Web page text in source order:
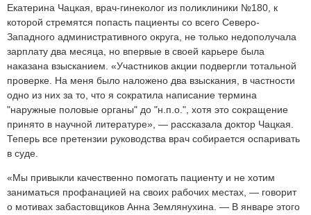
Екатерина Чацкая, врач-гинеколог из поликлиники №180, к
которой стремятся попасть пациенты со всего Северо-
Западного административного округа, не только недополучала
зарплату два месяца, но впервые в своей карьере была
наказана взысканием. «Участников акции подвергли тотальной
проверке. На меня было наложено два взыскания, в частности
одно из них за то, что я сократила написание термина
"наружные половые органы" до "н.п.о.", хотя это сокращение
принято в научной литературе», — рассказала доктор Чацкая.
Теперь все претензии руководства врач собирается оспаривать
в суде.
«Мы привыкли качественно помогать пациенту и не хотим
заниматься профанацией на своих рабочих местах, — говорит
о мотивах забастовщиков Анна Землянухина. — В январе этого